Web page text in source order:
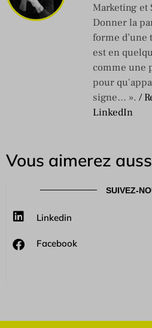
Marketing et
Donner la
forme
est en
comme une
pour
signe… ». /
LinkedIn
Vous aimerez
SUIVEZ-
Linkedin
Facebook